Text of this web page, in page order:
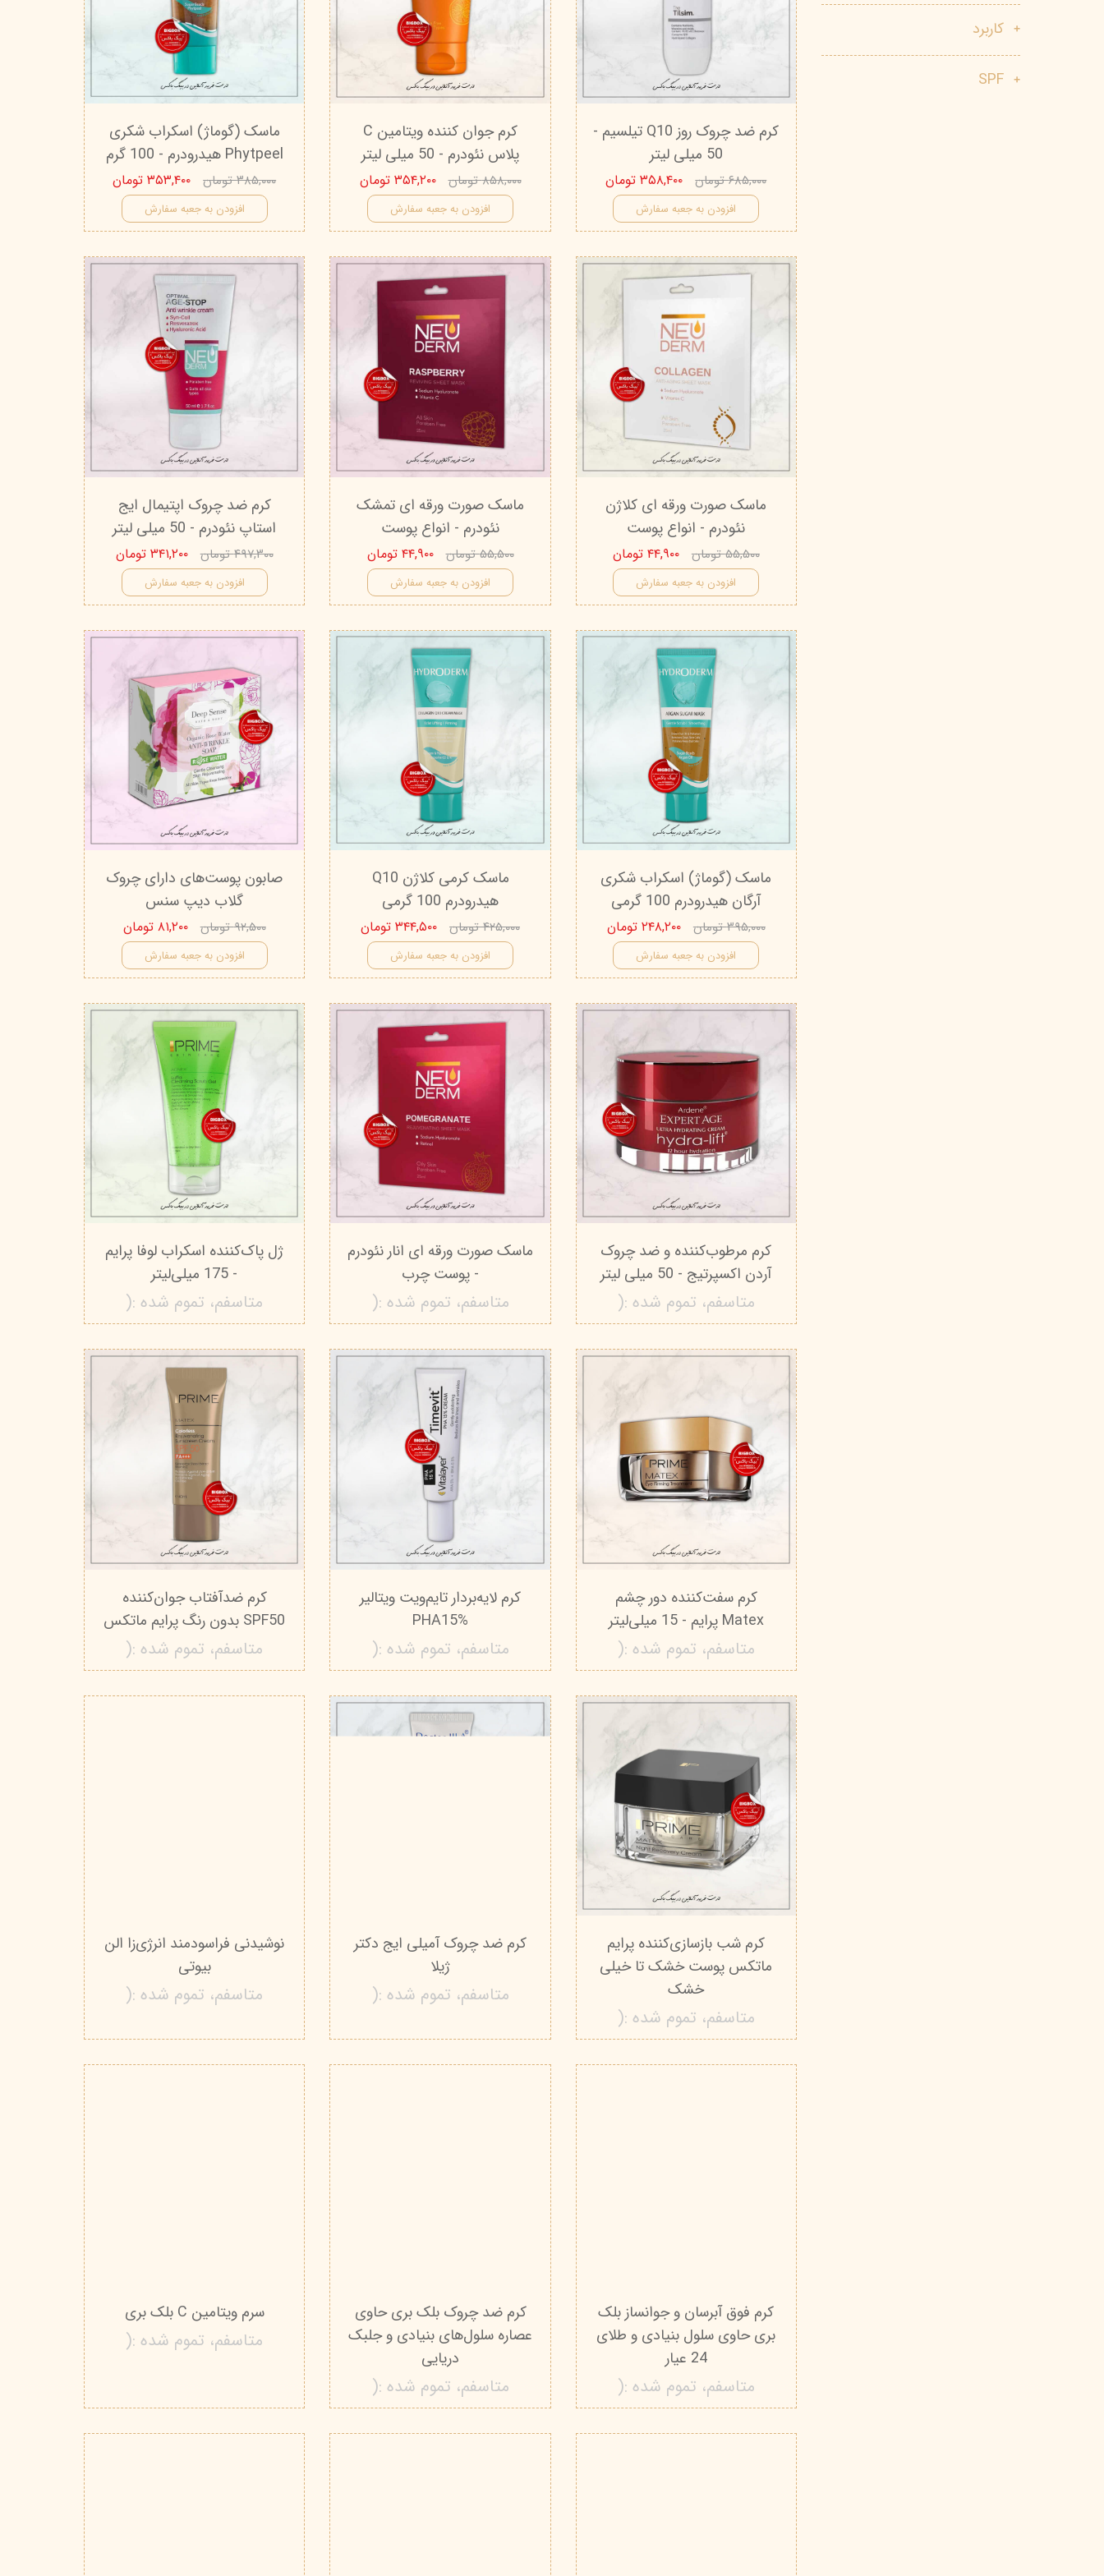
مراقبت چشم
شوینده صورت
ضد جوش و آکنه
ضد قارچ و باکتری
آبرسان و مرطوب کننده
درمالیفت میکاپ رز
آر یو آکی
هیدرودرم شال کوین
دیپ سنس
یونی‌ سنس سون کوئین
ساین اسکین
لاکچری کوین
سلکشن سیتی
کاربرد
SPF
کرم ضد چروک روز Q10 تیلسیم -
50 میلی‌ لیتر
۶۸۵,۰۰۰ تومان ۳۵۸,۴۰۰ تومان
افزودن به جعبه سفارش
کرم جوان کننده ویتامین C
پلاس نئودرم - 50 میلی‌ لیتر
۸۵۸,۰۰۰ تومان ۳۵۴,۲۰۰ تومان
افزودن به جعبه سفارش
ماسک (گوماژ) اسکراب شکری
Phytpeel هیدرودرم - 100 گرم
۳۸۵,۰۰۰ تومان ۳۵۳,۴۰۰ تومان
افزودن به جعبه سفارش
ماسک صورت ورقه ای کلاژن
نئودرم - انواع پوست
۵۵,۵۰۰ تومان ۴۴,۹۰۰ تومان
افزودن به جعبه سفارش
ماسک صورت ورقه ای تمشک
نئودرم - انواع پوست
۵۵,۵۰۰ تومان ۴۴,۹۰۰ تومان
افزودن به جعبه سفارش
کرم ضد چروک اپتیمال ایج
استاپ نئودرم - 50 میلی‌ لیتر
۴۹۷,۳۰۰ تومان ۳۴۱,۲۰۰ تومان
افزودن به جعبه سفارش
ماسک (گوماژ) اسکراب شکری
آرگان هیدرودرم 100 گرمی
۳۹۵,۰۰۰ تومان ۲۴۸,۲۰۰ تومان
افزودن به جعبه سفارش
ماسک کرمی کلاژن Q10
هیدرودرم 100 گرمی
۴۲۵,۰۰۰ تومان ۳۴۴,۵۰۰ تومان
افزودن به جعبه سفارش
صابون پوست‌های دارای چروک
گلاب دیپ‌ سنس
۹۲,۵۰۰ تومان ۸۱,۲۰۰ تومان
افزودن به جعبه سفارش
کرم مرطوب‌کننده و ضد چروک
آردن اکسپرتیج - 50 میلی لیتر
متاسفم، تموم شده :(
ماسک صورت ورقه ای انار نئودرم
- پوست چرب
متاسفم، تموم شده :(
ژل پاک‌کننده اسکراب لوفا پرایم
- 175 میلی‌لیتر
متاسفم، تموم شده :(
کرم سفت‌کننده دور چشم
Matex پرایم - 15 میلی‌لیتر
متاسفم، تموم شده :(
کرم لایه‌بردار تایم‌ویت ویتالیر
PHA15%
متاسفم، تموم شده :(
کرم ضدآفتاب جوان‌کننده
SPF50 بدون رنگ پرایم ماتکس
متاسفم، تموم شده :(
کرم شب بازسازی‌کننده پرایم
ماتکس پوست خشک تا خیلی
خشک
متاسفم، تموم شده :(
کرم ضد چروک آمیلی ایج دکتر
ژیلا
متاسفم، تموم شده :(
نوشیدنی فراسودمند انرژی‌زا الن
بیوتی
متاسفم، تموم شده :(
کرم فوق آبرسان و جوانساز بلک
بری حاوی سلول بنیادی و طلای
24 عیار
متاسفم، تموم شده :(
کرم ضد چروک بلک بری حاوی
عصاره سلول‌های بنیادی و جلبک
دریایی
متاسفم، تموم شده :(
سرم ویتامین C بلک بری
متاسفم، تموم شده :(